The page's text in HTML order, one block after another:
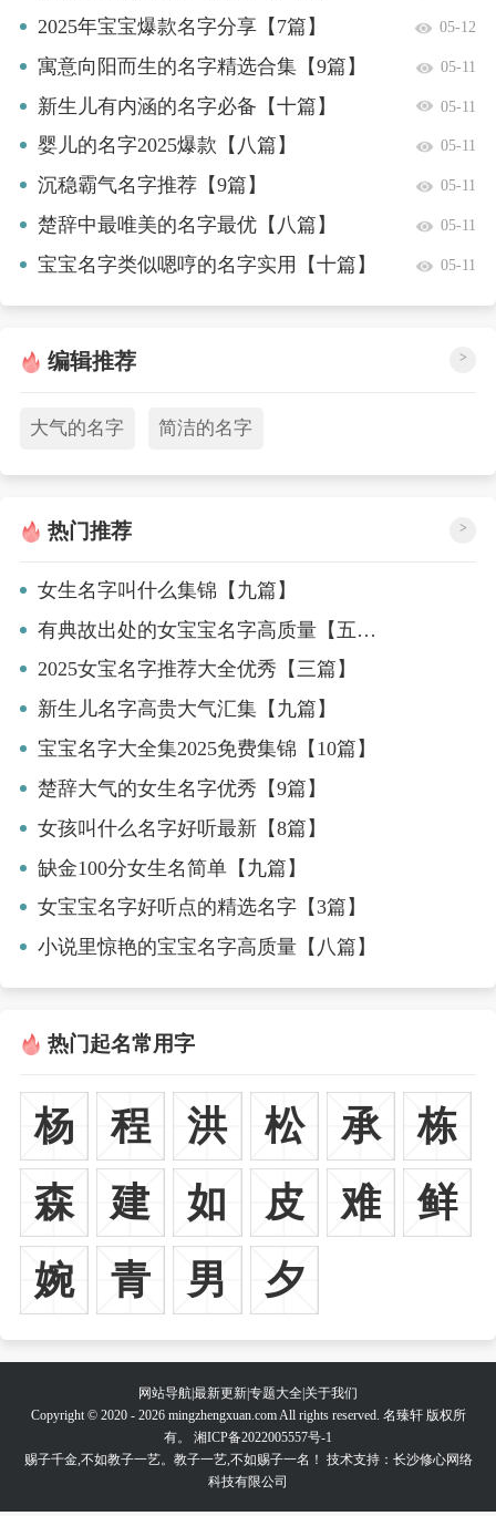
2025年宝宝爆款名字分享【7篇】 05-12
寓意向阳而生的名字精选合集【9篇】 05-11
新生儿有内涵的名字必备【十篇】 05-11
婴儿的名字2025爆款【八篇】 05-11
沉稳霸气名字推荐【9篇】 05-11
楚辞中最唯美的名字最优【八篇】 05-11
宝宝名字类似嗯哼的名字实用【十篇】 05-11
编辑推荐 >
大气的名字 简洁的名字
热门推荐 >
女生名字叫什么集锦【九篇】
有典故出处的女宝宝名字高质量【五篇】
2025女宝名字推荐大全优秀【三篇】
新生儿名字高贵大气汇集【九篇】
宝宝名字大全集2025免费集锦【10篇】
楚辞大气的女生名字优秀【9篇】
女孩叫什么名字好听最新【8篇】
缺金100分女生名简单【九篇】
女宝宝名字好听点的精选名字【3篇】
小说里惊艳的宝宝名字高质量【八篇】
热门起名常用字
杨 程 洪 松 承
栋
森
建 如 皮 难
鲜
婉
青 男 夕
网站导航|最新更新|专题大全|关于我们
Copyright © 2020 - 2026 mingzhengxuan.com All rights reserved. 名臻轩 版权所
有。 湘ICP备2022005557号-1
赐子千金,不如教子一艺。教子一艺,不如赐子一名！ 技术支持：长沙修心网络
科技有限公司